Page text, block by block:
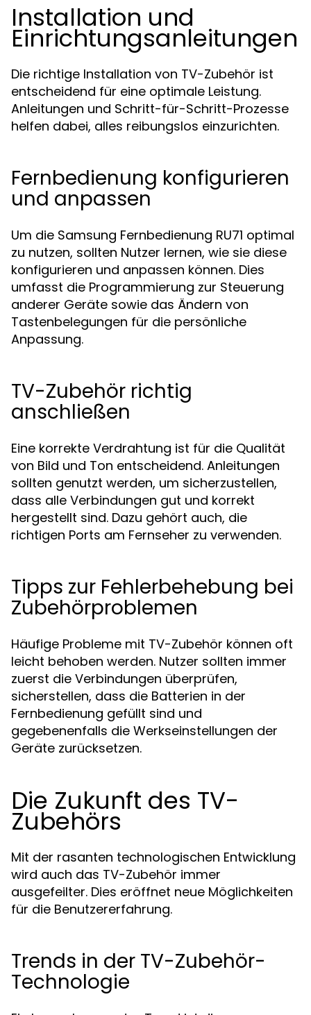
Installation und
Einrichtungsanleitungen
Die richtige Installation von TV-Zubehör ist
entscheidend für eine optimale Leistung.
Anleitungen und Schritt-für-Schritt-Prozesse
helfen dabei, alles reibungslos einzurichten.
Fernbedienung konfigurieren
und anpassen
Um die Samsung Fernbedienung RU71 optimal
zu nutzen, sollten Nutzer lernen, wie sie diese
konfigurieren und anpassen können. Dies
umfasst die Programmierung zur Steuerung
anderer Geräte sowie das Ändern von
Tastenbelegungen für die persönliche
Anpassung.
TV-Zubehör richtig
anschließen
Eine korrekte Verdrahtung ist für die Qualität
von Bild und Ton entscheidend. Anleitungen
sollten genutzt werden, um sicherzustellen,
dass alle Verbindungen gut und korrekt
hergestellt sind. Dazu gehört auch, die
richtigen Ports am Fernseher zu verwenden.
Tipps zur Fehlerbehebung bei
Zubehörproblemen
Häufige Probleme mit TV-Zubehör können oft
leicht behoben werden. Nutzer sollten immer
zuerst die Verbindungen überprüfen,
sicherstellen, dass die Batterien in der
Fernbedienung gefüllt sind und
gegebenenfalls die Werkseinstellungen der
Geräte zurücksetzen.
Die Zukunft des TV-
Zubehörs
Mit der rasanten technologischen Entwicklung
wird auch das TV-Zubehör immer
ausgefeilter. Dies eröffnet neue Möglichkeiten
für die Benutzererfahrung.
Trends in der TV-Zubehör-
Technologie